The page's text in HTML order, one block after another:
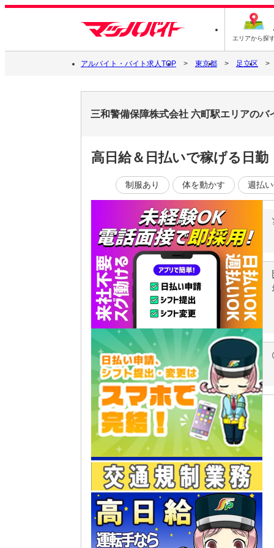
エリアから探
アルバイト・バイト求人TOP 東京都 足立区
三和警備保障株式会社 六町駅エリアのバ
高日給＆日払いで稼げる日
制服あり 体を動かす 週払